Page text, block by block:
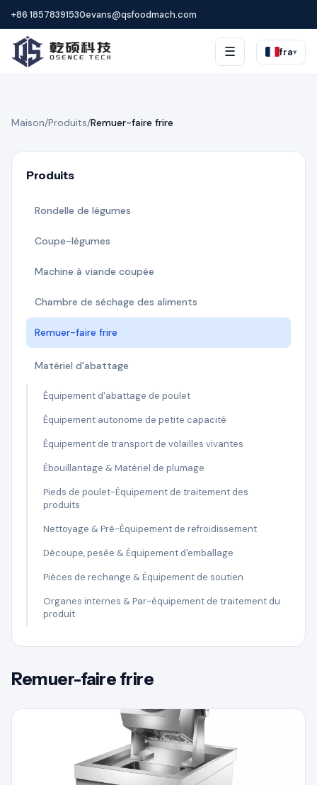
+86 18578391530evans@qsfoodmach.com
☰ fra▾
Maison/Produits/Remuer-faire frire
Produits
Rondelle de légumes
Coupe-légumes
Machine à viande coupée
Chambre de séchage des aliments
Remuer-faire frire
Matériel d'abattage
Équipement d'abattage de poulet
Équipement autonome de petite capacité
Équipement de transport de volailles vivantes
Ébouillantage & Matériel de plumage
Pieds de poulet-Équipement de traitement des
produits
Nettoyage & Pré-Équipement de refroidissement
Découpe, pesée & Équipement d'emballage
Pièces de rechange & Équipement de soutien
Organes internes & Par-équipement de traitement du
produit
Remuer-faire frire